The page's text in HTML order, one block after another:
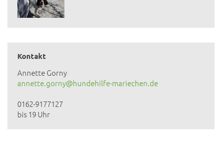
Kontakt
Annette Gorny
annette.gorny@hundehilfe-mariechen.de
0162-9177127
bis 19 Uhr